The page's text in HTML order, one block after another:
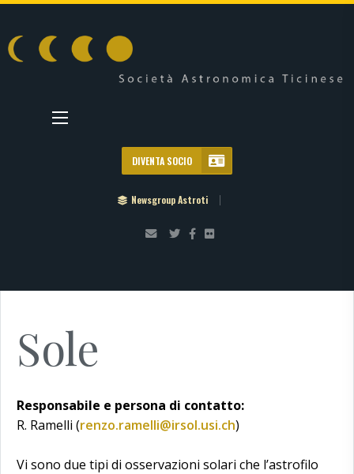
DIVENTA SOCIO
Newsgroup Astroti
Sole
Responsabile e persona di contatto:
R. Ramelli (renzo.ramelli@irsol.usi.ch)
Vi sono due tipi di osservazioni solari che l’astrofilo